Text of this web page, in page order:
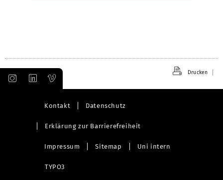
Drucken
Kontakt Datenschutz
Erklärung zur Barrierefreiheit
Impressum Sitemap Uni intern
TYPO3